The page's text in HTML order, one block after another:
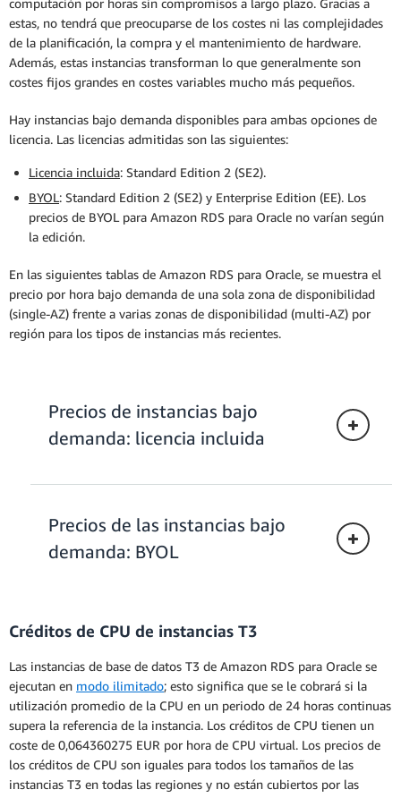
computación por horas sin compromisos a largo plazo. Gracias a
estas, no tendrá que preocuparse de los costes ni las complejidades
de la planificación, la compra y el mantenimiento de hardware.
Además, estas instancias transforman lo que generalmente son
costes fijos grandes en costes variables mucho más pequeños.
Hay instancias bajo demanda disponibles para ambas opciones de
licencia. Las licencias admitidas son las siguientes:
Licencia incluida: Standard Edition 2 (SE2).
BYOL: Standard Edition 2 (SE2) y Enterprise Edition (EE). Los
precios de BYOL para Amazon RDS para Oracle no varían según
la edición.
En las siguientes tablas de Amazon RDS para Oracle, se muestra el
precio por hora bajo demanda de una sola zona de disponibilidad
(single-AZ) frente a varias zonas de disponibilidad (multi-AZ) por
región para los tipos de instancias más recientes.
Precios de instancias bajo
demanda: licencia incluida
SE2 (single-AZ)
Precios de las instancias bajo
demanda: BYOL
Despliegue single-AZ
Los siguientes precios se aplican a una
instancia de base de datos desplegada en
una única zona de disponibilidad.
Despliegue multi-AZ
Créditos de CPU de instancias T3
Las instancias de base de datos T3 de Amazon RDS para Oracle se
ejecutan en modo ilimitado; esto significa que se le cobrará si la
utilización promedio de la CPU en un periodo de 24 horas continuas
supera la referencia de la instancia. Los créditos de CPU tienen un
coste de 0,064360275 EUR por hora de CPU virtual. Los precios de
los créditos de CPU son iguales para todos los tamaños de las
instancias T3 en todas las regiones y no están cubiertos por las